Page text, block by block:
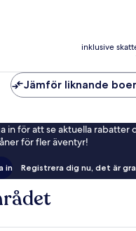
inklusive
Jämför liknande
in för att se aktuella rabatter
för fler äventyr!
in Registrera dig nu, det är